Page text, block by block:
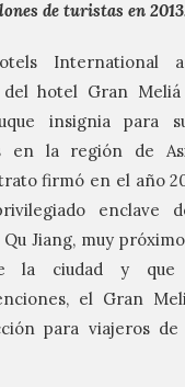
de turistas en
International
del hotel Gran
insignia para
en la región de
firmó en el año
enclave
Qu Jiang, muy
la ciudad y que
el Gran
para viajeros